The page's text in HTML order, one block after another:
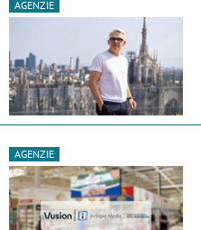
AGENZIE
AGENZIE